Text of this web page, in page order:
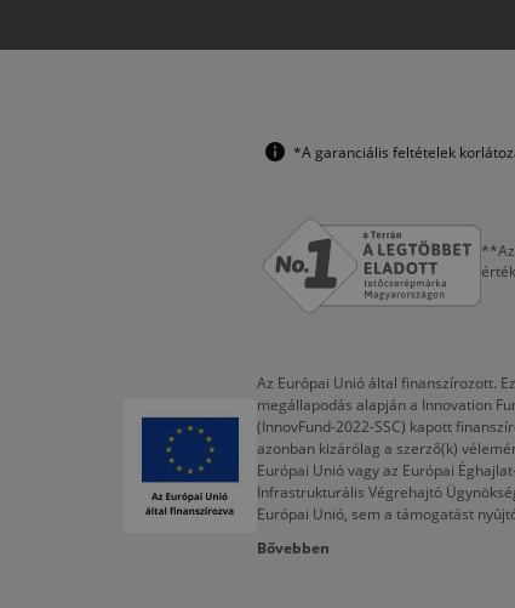
*A garanciális feltételek
Az Európai Unió által finanszírozott.
megállapodás alapján a Innovation
(InnovFund-2022-SSC) kapott
azonban kizárólag a szerző(k)
Európai Unió vagy az Európai
Infrastrukturális Végrehajtó
Európai Unió, sem a támogatást
Bővebben